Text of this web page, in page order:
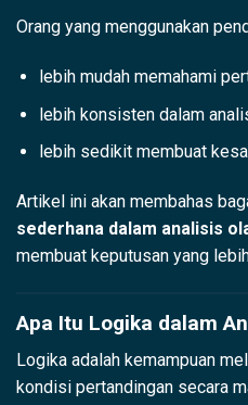
Orang yang menggunakan
lebih mudah memahami
lebih konsisten dalam
lebih sedikit membuat
Artikel ini akan membahas
sederhana dalam analisis
membuat keputusan yang
Apa Itu Logika dalam
Logika adalah kemampuan
kondisi pertandingan secara